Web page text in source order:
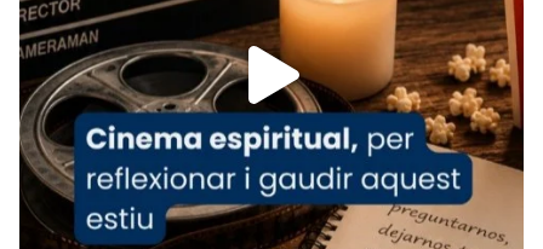
Foto
View on Facebook · Share
Arquebisbat de Barcelona
2 weeks ago
«Avui les santes Juliana i Semproniana ens
ajuden a alçar la mirada»